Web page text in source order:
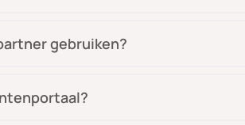
gebruiken?